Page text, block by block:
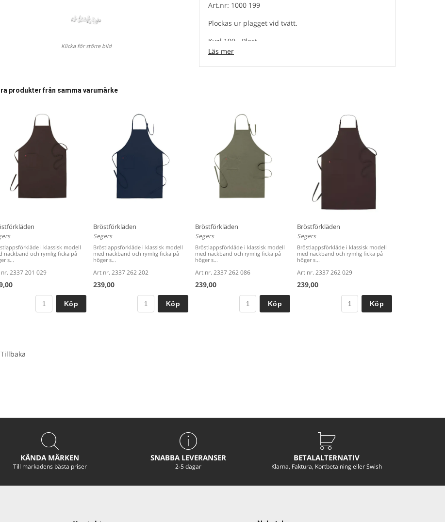
Klicka för större bild
Art.nr: 1000 199
Plockas ur plagget vid tvätt.
Kval 199 - Plast
Läs mer
produkter från samma varumärke
i klassisk modell
nackband och rymlig ficka på
s...
2337 201 029
Köp
Bröstförkläden
Segers
Bröstlappsförkläde i klassisk modell
med nackband och rymlig ficka på
höger s...
Art nr. 2337 262 202
239,00
Köp
Bröstförkläden
Segers
Bröstlappsförkläde i klassisk modell
med nackband och rymlig ficka på
höger s...
Art nr. 2337 262 086
239,00
Köp
Bröstförkläden
Segers
Bröstlappsförkläde i klassisk modell
med nackband och rymlig ficka på
höger s...
Art nr. 2337 262 029
239,00
Köp
KÄNDA MÄRKEN
Till markadens bästa priser
SNABBA LEVERANSER
2-5 dagar
BETALALTERNATIV
Klarna, Faktura, Kortbetalning eller Swish